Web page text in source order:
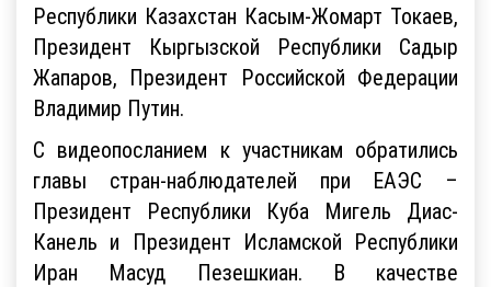
Республики Казахстан Касым-Жомарт Токаев,
Президент Кыргызской Республики Садыр
Жапаров, Президент Российской Федерации
Владимир Путин.
С видеопосланием к участникам обратились
главы стран-наблюдателей при ЕАЭС –
Президент Республики Куба Мигель Диас-
Канель и Президент Исламской Республики
Иран Масуд Пезешкиан. В качестве